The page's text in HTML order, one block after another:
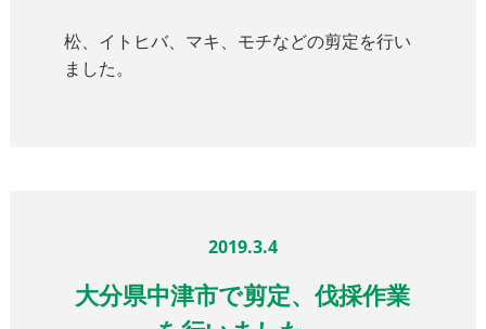
松、イトヒバ、マキ、モチなどの剪定を行い
ました。
2019.3.4
大分県中津市で剪定、伐採作業